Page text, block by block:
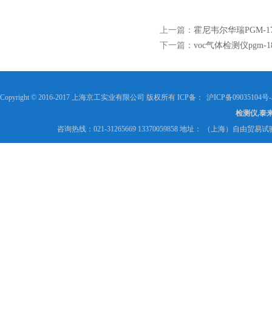
上一篇： 霍尼韦尔华瑞PGM-
下一篇： voc气体检测仪pgm-
Copyright © 2016-2017 上海京工实业有限公司 版权所有 ICP备：
沪ICP备09035104号
检测仪,泰
咨询热线：021-31265669 13370059858 地址： （上海）自由贸易